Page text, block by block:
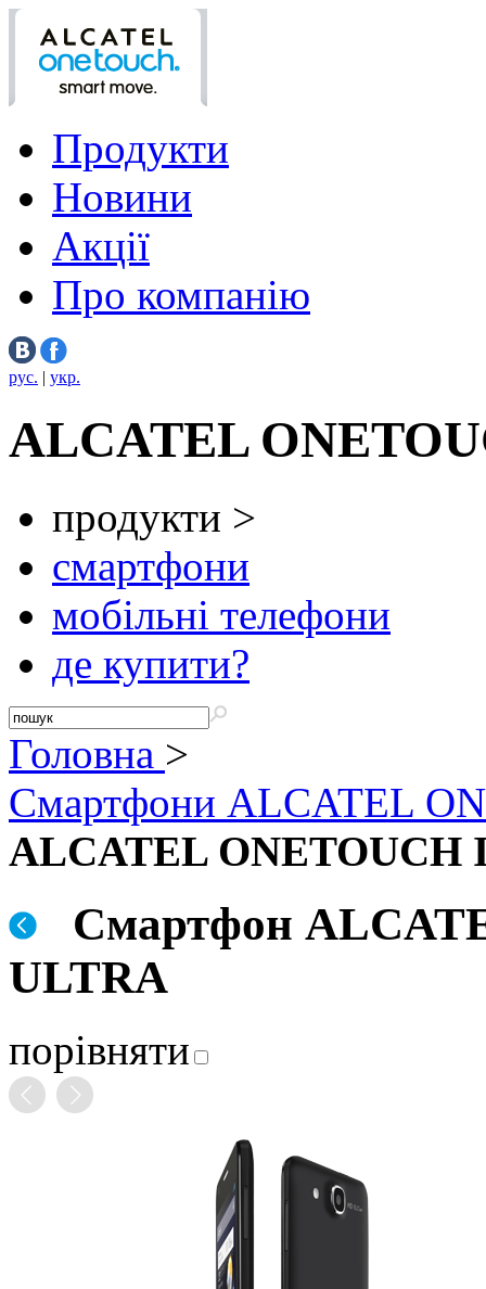
Продукти
Новини
Акції
Про компанію
рус. | укр.
ALCATEL
продукти >
смартфони
мобільні телефони
де купити?
Головна >
Смартфони ALCATEL
ALCATEL ONETOUCH
Смартфон
ULTRA
порівняти